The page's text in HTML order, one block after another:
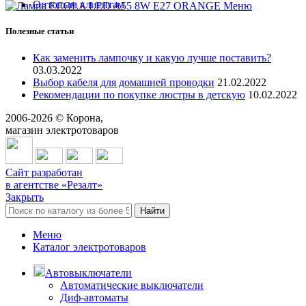
Меню
Оптовым клиентам
Полезные статьи
Как заменить лампочку и какую лучше поставить?
03.03.2022
Выбор кабеля для домашней проводки 21.02.2022
Рекомендации по покупке люстры в детскую 10.02.2022
2006-2026 © Корона,
магазин электротоваров
Сайт разработан
в агентстве «Резалт»
Закрыть
Найти
Меню
Каталог электротоваров
Автовыключатели
Автоматические выключатели
Диф-автоматы